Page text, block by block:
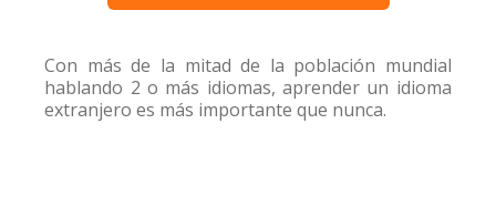
Con más de la mitad de la población mundial
hablando 2 o más idiomas, aprender un idioma
extranjero es más importante que nunca.